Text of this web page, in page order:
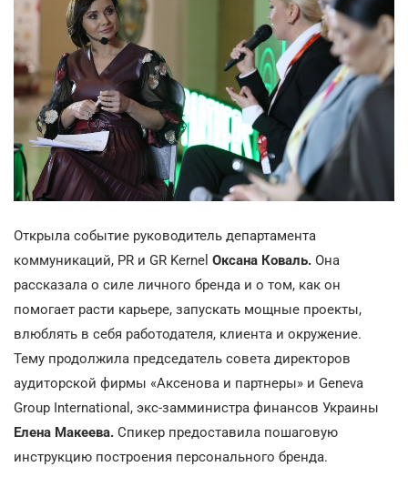
Открыла событие руководитель департамента
коммуникаций, PR и GR Kernel Оксана Коваль. Она
рассказала о силе личного бренда и о том, как он
помогает расти карьере, запускать мощные проекты,
влюблять в себя работодателя, клиента и окружение.
Тему продолжила председатель совета директоров
аудиторской фирмы «Аксенова и партнеры» и Geneva
Group International, экс-замминистра финансов Украины
Елена Макеева. Спикер предоставила пошаговую
инструкцию построения персонального бренда.